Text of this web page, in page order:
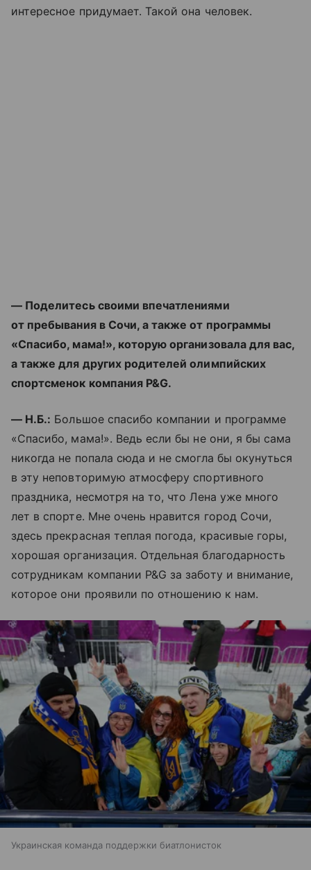
интересное придумает. Такой она человек.
— Поделитесь своими впечатлениями
от пребывания в Сочи, а также от программы
«Спасибо, мама!», которую организовала для вас,
а также для других родителей олимпийских
спортсменок компания P&G.
— Н.Б.: Большое спасибо компании и программе
«Спасибо, мама!». Ведь если бы не они, я бы сама
никогда не попала сюда и не смогла бы окунуться
в эту неповторимую атмосферу спортивного
праздника, несмотря на то, что Лена уже много
лет в спорте. Мне очень нравится город Сочи,
здесь прекрасная теплая погода, красивые горы,
хорошая организация. Отдельная благодарность
сотрудникам компании P&G за заботу и внимание,
которое они проявили по отношению к нам.
Украинская команда поддержки биатлонисток